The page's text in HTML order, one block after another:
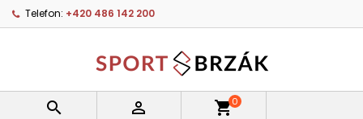
Telefon: +420 486 142 200
  shopping_cart0